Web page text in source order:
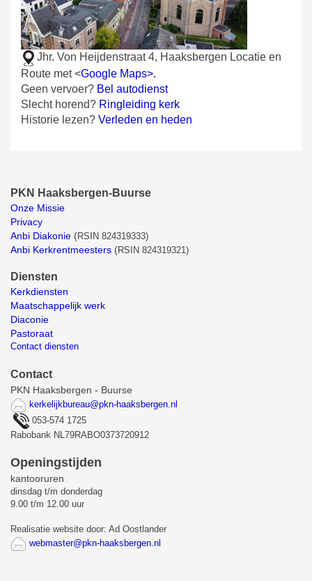
Jhr. Von Heijdenstraat 4, Haaksbergen Locatie en
Route met <Google Maps>.
Geen vervoer? Bel autodienst
Slecht horend? Ringleiding kerk
Historie lezen? Verleden en heden
PKN Haaksbergen-Buurse
Onze Missie
Privacy
Anbi Diakonie (RSIN 824319333)
Anbi Kerkrentmeesters (RSIN 824319321)
Diensten
Kerkdiensten
Maatschappelijk werk
Diaconie
Pastoraat
Contact diensten
Contact
PKN Haaksbergen - Buurse
kerkelijkbureau@pkn-haaksbergen.nl
053-574 1725
Rabobank NL79RABO0373720912
Openingstijden
kantooruren
dinsdag t/m donderdag
9.00 t/m 12.00 uur
Realisatie website door: Ad Oostlander
webmaster@pkn-haaksbergen.nl